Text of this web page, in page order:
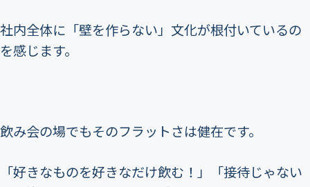
社内全体に「壁を作らない」文化が根付いているの
を感じます。
飲み会の場でもそのフラットさは健在です。
「好きなものを好きなだけ飲む！」「接待じゃない